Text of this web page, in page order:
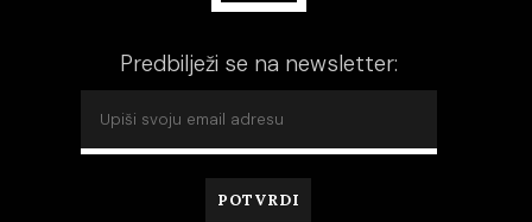
Predbilježi se na newsletter: